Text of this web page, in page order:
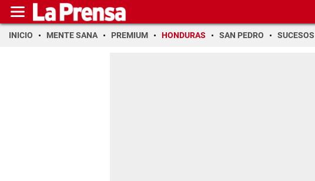
INICIO MENTE SANA PREMIUM HONDURAS SAN PEDRO SUCESOS